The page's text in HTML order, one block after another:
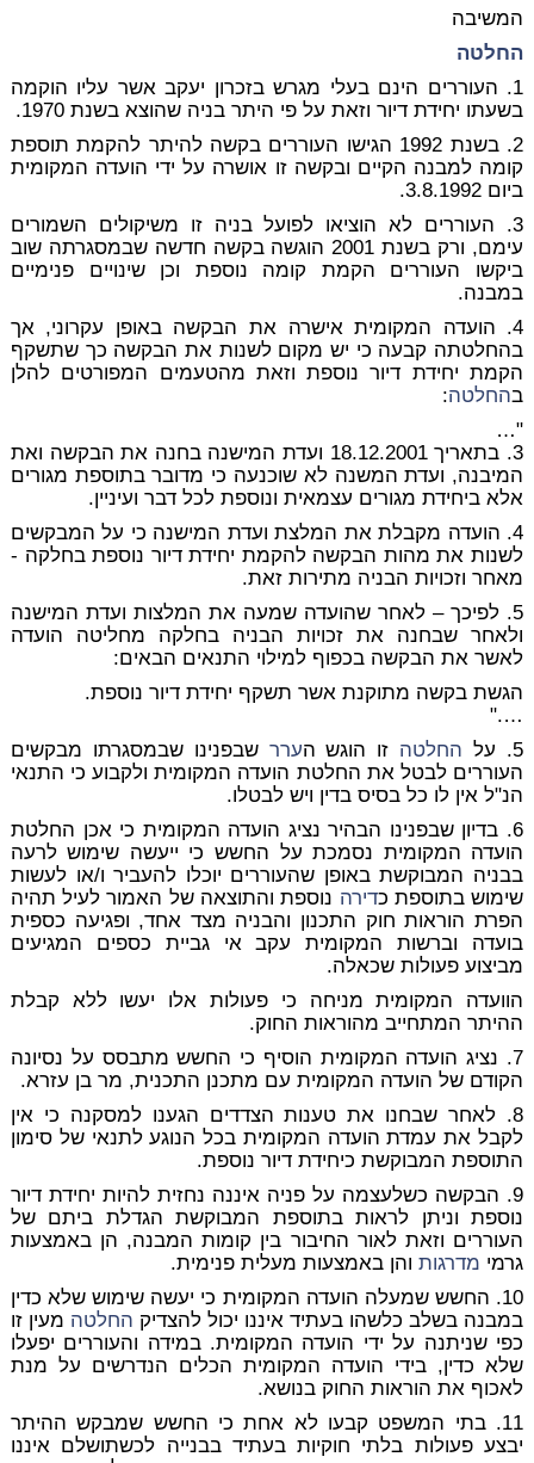
המשיבה
החלטה
1. העוררים הינם בעלי מגרש בזכרון יעקב אשר עליו הוקמה
בשעתו יחידת דיור וזאת על פי היתר בניה שהוצא בשנת 1970.
2. בשנת 1992 הגישו העוררים בקשה להיתר להקמת תוספת
קומה למבנה הקיים ובקשה זו אושרה על ידי הועדה המקומית
ביום 3.8.1992.
3. העוררים לא הוציאו לפועל בניה זו משיקולים השמורים
עימם, ורק בשנת 2001 הוגשה בקשה חדשה שבמסגרתה שוב
ביקשו העוררים הקמת קומה נוספת וכן שינויים פנימיים
במבנה.
4. הועדה המקומית אישרה את הבקשה באופן עקרוני, אך
בהחלטתה קבעה כי יש מקום לשנות את הבקשה כך שתשקף
הקמת יחידת דיור נוספת וזאת מהטעמים המפורטים להלן
בהחלטה:
"…
3. בתאריך 18.12.2001 ועדת המישנה בחנה את הבקשה ואת
המיבנה, ועדת המשנה לא שוכנעה כי מדובר בתוספת מגורים
אלא ביחידת מגורים עצמאית ונוספת לכל דבר ועיניין.
4. הועדה מקבלת את המלצת ועדת המישנה כי על המבקשים
לשנות את מהות הבקשה להקמת יחידת דיור נוספת בחלקה -
מאחר וזכויות הבניה מתירות זאת.
5. לפיכך – לאחר שהועדה שמעה את המלצות ועדת המישנה
ולאחר שבחנה את זכויות הבניה בחלקה מחליטה הועדה
לאשר את הבקשה בכפוף למילוי התנאים הבאים:
הגשת בקשה מתוקנת אשר תשקף יחידת דיור נוספת.
…."
5. על
החלטה זו הוגש הערר שבפנינו שבמסגרתו מבקשים
העוררים לבטל את החלטת הועדה המקומית ולקבוע כי התנאי
הנ"ל אין לו כל בסיס בדין ויש לבטלו.
6. בדיון שבפנינו הבהיר נציג הועדה המקומית כי אכן החלטת
הועדה המקומית נסמכת על החשש כי ייעשה שימוש לרעה
בבניה המבוקשת באופן שהעוררים יוכלו להעביר ו/או לעשות
שימוש בתוספת כדירה נוספת והתוצאה של האמור לעיל תהיה
הפרת הוראות חוק התכנון והבניה מצד אחד, ופגיעה כספית
בועדה וברשות המקומית עקב אי גביית כספים המגיעים
מביצוע פעולות שכאלה.
הוועדה המקומית מניחה כי פעולות אלו יעשו ללא קבלת
ההיתר המתחייב מהוראות החוק.
7. נציג הועדה המקומית הוסיף כי החשש מתבסס על נסיונה
הקודם של הועדה המקומית עם מתכנן התכנית, מר בן עזרא.
8. לאחר שבחנו את טענות הצדדים הגענו למסקנה כי אין
לקבל את עמדת הועדה המקומית בכל הנוגע לתנאי של סימון
התוספת המבוקשת כיחידת דיור נוספת.
9. הבקשה כשלעצמה על פניה איננה נחזית להיות יחידת דיור
נוספת וניתן לראות בתוספת המבוקשת הגדלת ביתם של
העוררים וזאת לאור החיבור בין קומות המבנה, הן באמצעות
גרמי מדרגותוהן באמצעות מעלית פנימית.
10. החשש שמעלה הועדה המקומית כי יעשה שימוש שלא כדין
במבנה בשלב כלשהו בעתיד איננו יכול להצדיק החלטה מעין זו
כפי שניתנה על ידי הועדה המקומית. במידה והעוררים יפעלו
שלא כדין, בידי הועדה המקומית הכלים הנדרשים על מנת
לאכוף את הוראות החוק בנושא.
11. בתי המשפט קבעו לא אחת כי החשש שמבקש ההיתר
יבצע פעולות בלתי חוקיות בעתיד בבנייה לכשתושלם איננו